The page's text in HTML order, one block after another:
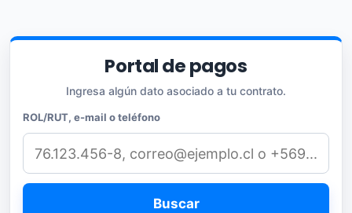
Portal de pagos
Ingresa algún dato asociado a tu contrato.
ROL/RUT, e-mail o teléfono
Buscar